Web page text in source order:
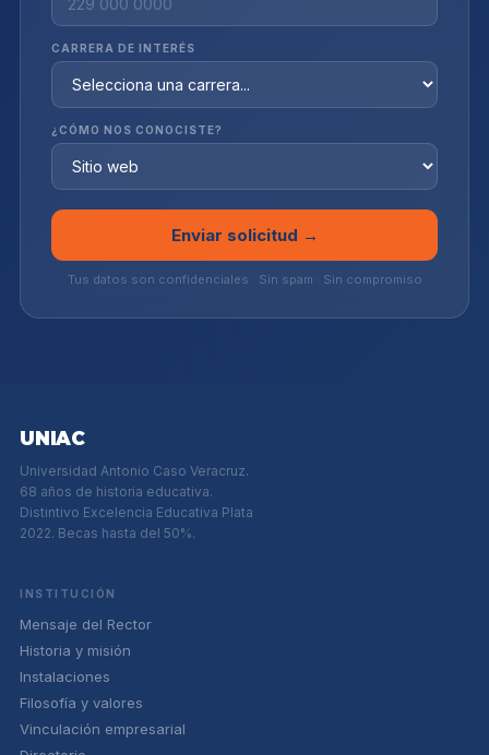
CARRERA DE INTERÉS
¿CÓMO NOS CONOCISTE?
Enviar solicitud →
Tus datos son confidenciales · Sin spam · Sin compromiso
UNIAC
Universidad Antonio Caso Veracruz.
68 años de historia educativa.
Distintivo Excelencia Educativa Plata
2022. Becas hasta del 50%.
INSTITUCIÓN
Mensaje del Rector
Historia y misión
Instalaciones
Filosofía y valores
Vinculación empresarial